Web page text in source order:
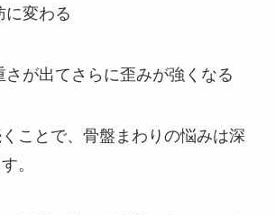
変わる
が出てさらに歪みが強くなる
ことで、骨盤まわりの悩みは深
。